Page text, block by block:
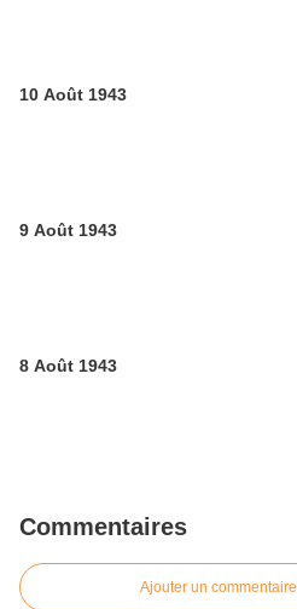
10 Août 1943
9 Août 1943
8 Août 1943
Commentaires
Ajouter un commentaire